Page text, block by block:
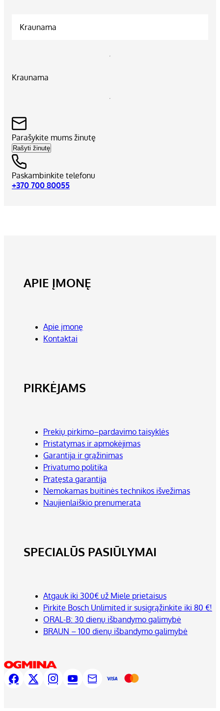
Kraunama
Kraunama
Parašykite mums žinutę
Rašyti žinutę
Paskambinkite telefonu
+370 700 80055
APIE ĮMONĘ
Apie įmonę
Kontaktai
PIRKĖJAMS
Prekių pirkimo–pardavimo taisyklės
Pristatymas ir apmokėjimas
Garantija ir grąžinimas
Privatumo politika
Pratęsta garantija
Nemokamas buitinės technikos išvežimas
Naujienlaiškio prenumerata
SPECIALŪS PASIŪLYMAI
Atgauk iki 300€ už Miele prietaisus
Pirkite Bosch Unlimited ir susigrąžinkite iki 80 €!
ORAL-B: 30 dienų išbandymo galimybė
BRAUN – 100 dienų išbandymo galimybė